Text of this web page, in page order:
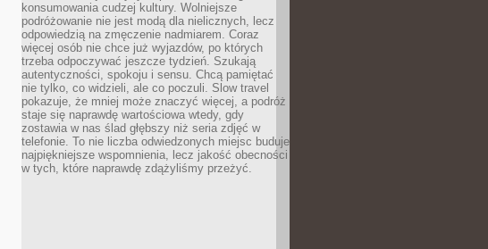
konsumowania cudzej kultury. Wolniejsze
podróżowanie nie jest modą dla nielicznych, lecz
odpowiedzią na zmęczenie nadmiarem. Coraz
więcej osób nie chce już wyjazdów, po których
trzeba odpoczywać jeszcze tydzień. Szukają
autentyczności, spokoju i sensu. Chcą pamiętać
nie tylko, co widzieli, ale co poczuli. Slow travel
pokazuje, że mniej może znaczyć więcej, a podróż
staje się naprawdę wartościowa wtedy, gdy
zostawia w nas ślad głębszy niż seria zdjęć w
telefonie. To nie liczba odwiedzonych miejsc buduje
najpiękniejsze wspomnienia, lecz jakość obecności
w tych, które naprawdę zdążyliśmy przeżyć.